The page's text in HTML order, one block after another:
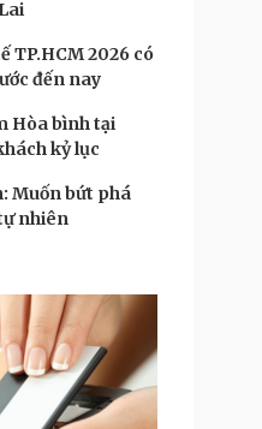
tâm hồn
TP.HCM 2026 có
đến nay
Hòa bình tại
kỷ lục
Muốn bứt phá
nhiên